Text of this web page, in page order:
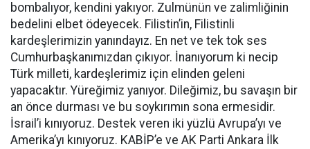
bombalıyor, kendini yakıyor. Zulmünün ve zalimliğinin
bedelini elbet ödeyecek. Filistin’in, Filistinli
kardeşlerimizin yanındayız. En net ve tek tok ses
Cumhurbaşkanımızdan çıkıyor. İnanıyorum ki necip
Türk milleti, kardeşlerimiz için elinden geleni
yapacaktır. Yüreğimiz yanıyor. Dileğimiz, bu savaşın bir
an önce durması ve bu soykırımın sona ermesidir.
İsrail’i kınıyoruz. Destek veren iki yüzlü Avrupa’yı ve
Amerika’yı kınıyoruz. KABİP’e ve AK Parti Ankara İlk